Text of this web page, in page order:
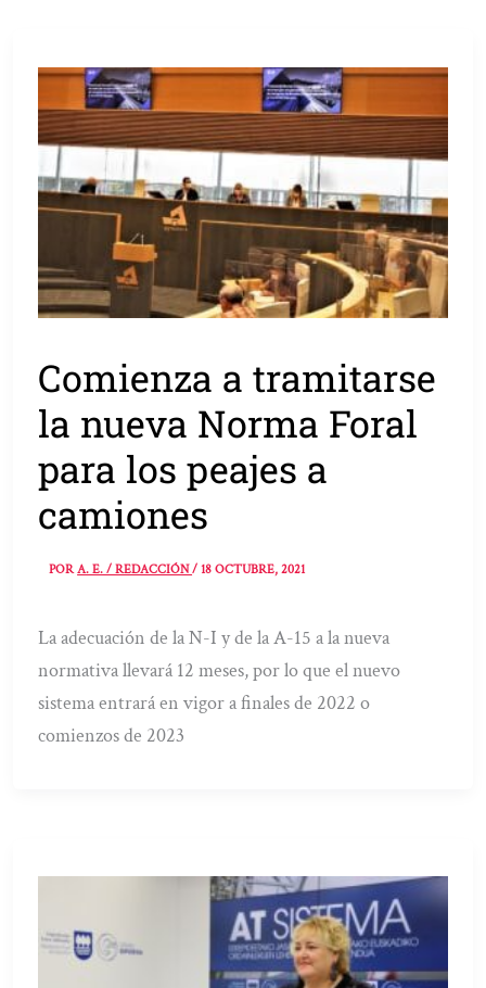
Comienza a tramitarse
la nueva Norma Foral
para los peajes a
camiones
PORA. E. / REDACCIÓN/18 OCTUBRE, 2021
La adecuación de la N-I y de la A-15 a la nueva
normativa llevará 12 meses, por lo que el nuevo
sistema entrará en vigor a finales de 2022 o
comienzos de 2023